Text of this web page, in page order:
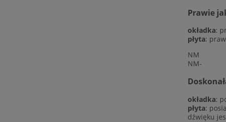
Prawie
okładka:
płyta:
NM
NM-
okładka:
płyta:
dźwięku